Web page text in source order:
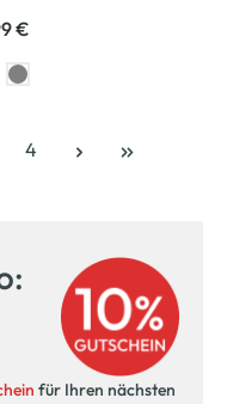
€
Seite
4
für Ihren nächsten